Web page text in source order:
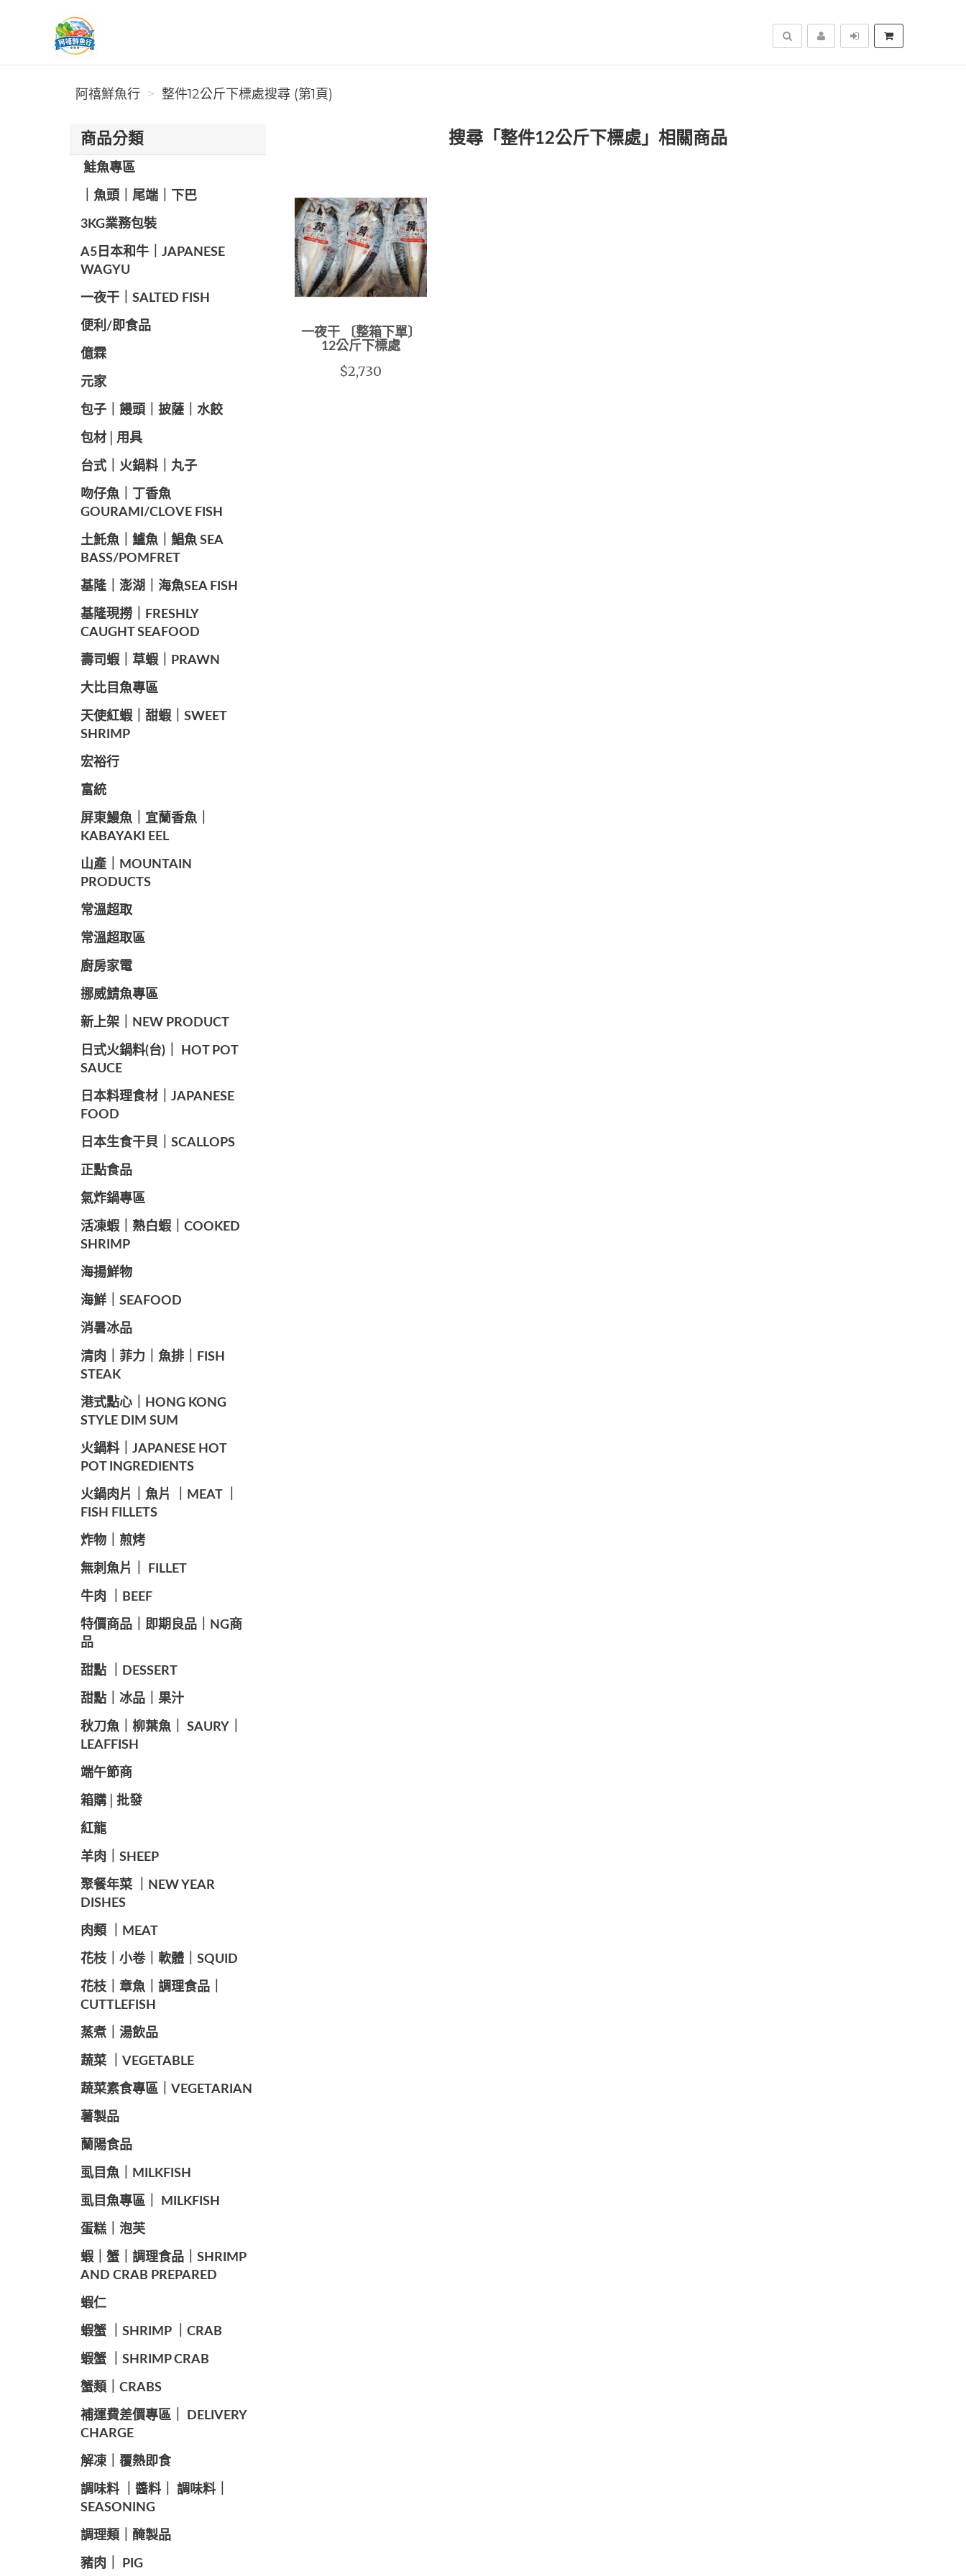
阿禧鮮魚行
搜尋
阿禧鮮魚行 整件12公斤下標處搜尋 (第1頁)
商品分類
️ 鮭魚專區
️｜魚頭｜尾端｜下巴
️3KG業務包裝
A5日本和牛｜JAPANESE
WAGYU
️一夜干｜SALTED FISH
便利/即食品
億霖
元家
️包子｜饅頭｜披薩｜水餃
包材│用具
️台式｜火鍋料｜丸子
️吻仔魚｜丁香魚
GOURAMI/CLOVE FISH
️土魠魚｜鱸魚｜鯧魚 SEA ​​
BASS/POMFRET
️基隆｜澎湖｜海魚SEA ​​FISH
️基隆現撈｜FRESHLY
CAUGHT SEAFOOD
️壽司蝦｜草蝦｜PRAWN
️大比目魚專區
️天使紅蝦｜甜蝦｜SWEET
SHRIMP
宏裕行
富統
️屏東鰻魚｜宜蘭香魚｜
KABAYAKI EEL
山產｜MOUNTAIN
PRODUCTS
常溫超取
常溫超取區
廚房家電
️挪威鯖魚專區
️新上架｜NEW PRODUCT
️日式火鍋料(台)｜ HOT POT
SAUCE
️日本料理食材｜JAPANESE
FOOD
日本生食干貝｜SCALLOPS
正點食品
️氣炸鍋專區
️活凍蝦｜熟白蝦｜COOKED
SHRIMP
海揚鮮物
海鮮｜SEAFOOD
️消暑冰品
️清肉｜菲力｜魚排｜FISH
STEAK
️港式點心｜HONG KONG
STYLE DIM SUM
️火鍋料｜JAPANESE HOT
POT INGREDIENTS
️火鍋肉片｜魚片 ｜MEAT ｜
FISH FILLETS
️炸物｜煎烤
️無刺魚片｜ FILLET
牛肉 ｜BEEF
️特價商品｜即期良品｜NG商
品
甜點 ｜DESSERT
️甜點｜冰品｜果汁
️秋刀魚｜柳葉魚｜ SAURY｜
LEAFFISH
️端午節商️
️箱購│批發
紅龍
羊肉｜SHEEP
️聚餐年菜 ｜NEW YEAR
DISHES
肉類 ｜MEAT
️花枝｜小卷｜軟體｜SQUID
花枝｜章魚｜調理食品｜
CUTTLEFISH
️蒸煮｜湯飲品
蔬菜 ｜VEGETABLE
蔬菜素食專區｜VEGETARIAN
️薯製品
蘭陽食品
️虱目魚｜MILKFISH
️虱目魚專區｜ MILKFISH
️蛋糕｜泡芙
️蝦｜蟹｜調理食品｜SHRIMP
AND CRAB PREPARED
️蝦仁
️蝦蟹 ｜SHRIMP ｜CRAB
️蝦蟹 ｜SHRIMP CRAB
️蟹類｜CRABS
️補運費差價專區｜ DELIVERY
CHARGE
️解凍｜覆熱即食
️調味料 ｜醬料｜ 調味料｜
SEASONING
️調理類｜醃製品
豬肉｜ PIG
搜尋「整件12公斤下標處」相關商品
一夜干 〔整箱下單〕
12公斤下標處
$2,730